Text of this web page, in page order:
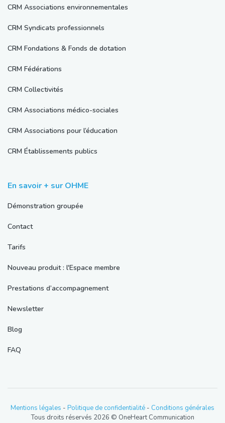
CRM Associations environnementales
CRM Syndicats professionnels
CRM Fondations & Fonds de dotation
CRM Fédérations
CRM Collectivités
CRM Associations médico-sociales
CRM Associations pour l’éducation
CRM Établissements publics
En savoir + sur OHME
Démonstration groupée
Contact
Tarifs
Nouveau produit : l'Espace membre
Prestations d’accompagnement
Newsletter
Blog
FAQ
Mentions légales - Politique de confidentialité - Conditions générales
Tous droits réservés 2026 © OneHeart Communication